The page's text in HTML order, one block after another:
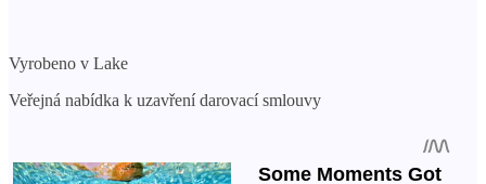
Vyrobeno v Lake
Veřejná nabídka k uzavření darovací smlouvy